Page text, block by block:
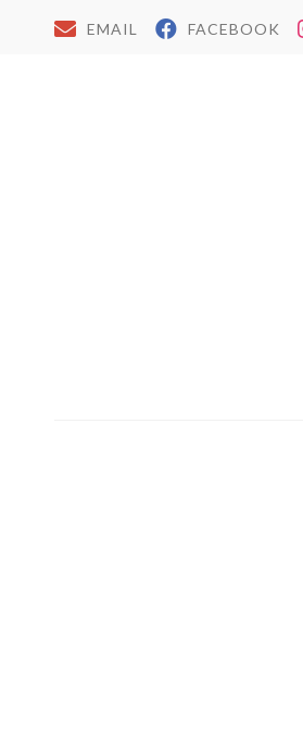
EMAIL FACEBOOK